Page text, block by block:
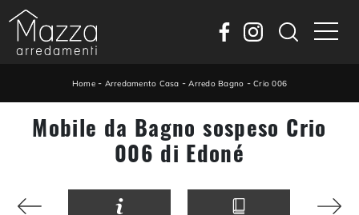
Home- Arredamento Casa -Arredo Bagno -Crio 006
Mobile da Bagno sospeso Crio
006 di Edoné